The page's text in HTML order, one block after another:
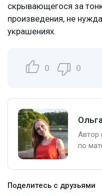
скрывающегося за
произведения, не
украшениях.
0 0
Автор
по
Поделитесь с друзьями